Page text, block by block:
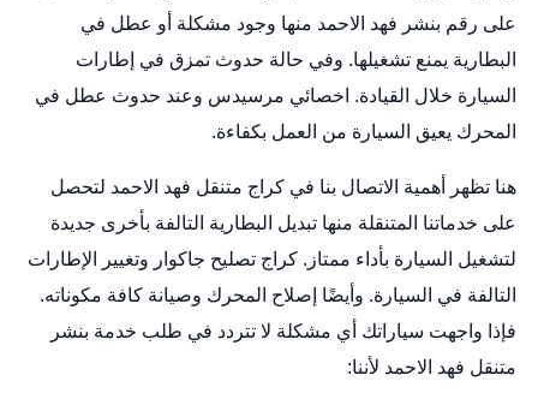
على رقم بنشر فهد الاحمد منها وجود مشكلة أو عطل في
البطارية يمنع تشغيلها. وفي حالة حدوث تمزق في إطارات
السيارة خلال القيادة. اخصائي مرسيدس وعند حدوث عطل في
المحرك يعيق السيارة من العمل بكفاءة.
هنا تظهر أهمية الاتصال بنا في كراج متنقل فهد الاحمد لتحصل
على خدماتنا المتنقلة منها تبديل البطارية التالفة بأخرى جديدة
لتشغيل السيارة بأداء ممتاز. كراج تصليح جاكوار وتغيير الإطارات
التالفة في السيارة. وأيضًا إصلاح المحرك وصيانة كافة مكوناته.
فإذا واجهت سياراتك أي مشكلة لا تتردد في طلب خدمة بنشر
متنقل فهد الاحمد لأننا: